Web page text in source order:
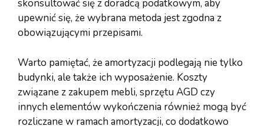
skonsultować się z doradcą podatkowym, aby
upewnić się, że wybrana metoda jest zgodna z
obowiązującymi przepisami.
Warto pamiętać, że amortyzacji podlegają nie tylko
budynki, ale także ich wyposażenie. Koszty
związane z zakupem mebli, sprzętu AGD czy
innych elementów wykończenia również mogą być
rozliczane w ramach amortyzacji, co dodatkowo